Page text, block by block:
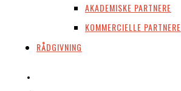
AKADEMISKE PARTNERE
KOMMERCIELLE PARTNERE
RÅDGIVNING